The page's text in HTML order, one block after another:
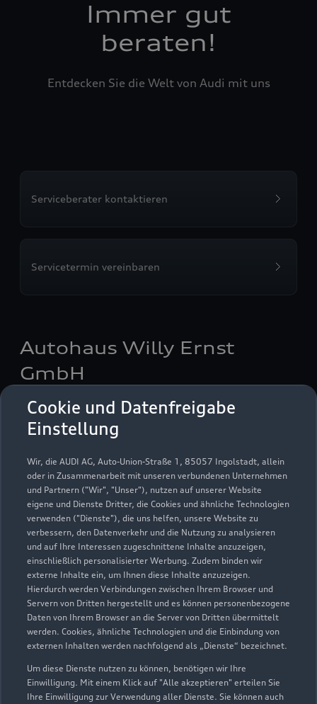
Cookie und Datenfreigabe
Einstellung
Wir, die AUDI AG, Auto-Union-Straße 1, 85057 Ingolstadt, allein
oder in Zusammenarbeit mit unseren verbundenen Unternehmen
und Partnern ("Wir", "Unser"), nutzen auf unserer Website
eigene und Dienste Dritter, die Cookies und ähnliche Technologien
verwenden ("Dienste"), die uns helfen, unsere Website zu
verbessern, den Datenverkehr und die Nutzung zu analysieren
und auf Ihre Interessen zugeschnittene Inhalte anzuzeigen,
einschließlich personalisierter Werbung. Zudem binden wir
externe Inhalte ein, um Ihnen diese Inhalte anzuzeigen.
Hierdurch werden Verbindungen zwischen Ihrem Browser und
Servern von Dritten hergestellt und es können personenbezogene
Daten von Ihrem Browser an die Server von Dritten übermittelt
werden. Cookies, ähnliche Technologien und die Einbindung von
externen Inhalten werden nachfolgend als „Dienste“ bezeichnet.
Um diese Dienste nutzen zu können, benötigen wir Ihre
Einwilligung. Mit einem Klick auf "Alle akzeptieren" erteilen Sie
Ihre Einwilligung zur Verwendung aller Dienste. Sie können auch
Immer gut
beraten!
Entdecken Sie die Welt von Audi mit uns
Serviceberater kontaktieren
Servicetermin vereinbaren
Autohaus Willy Ernst
GmbH
Servicepartner e-tron
Neustadter Straße 14
96450 Coburg
09561 86300